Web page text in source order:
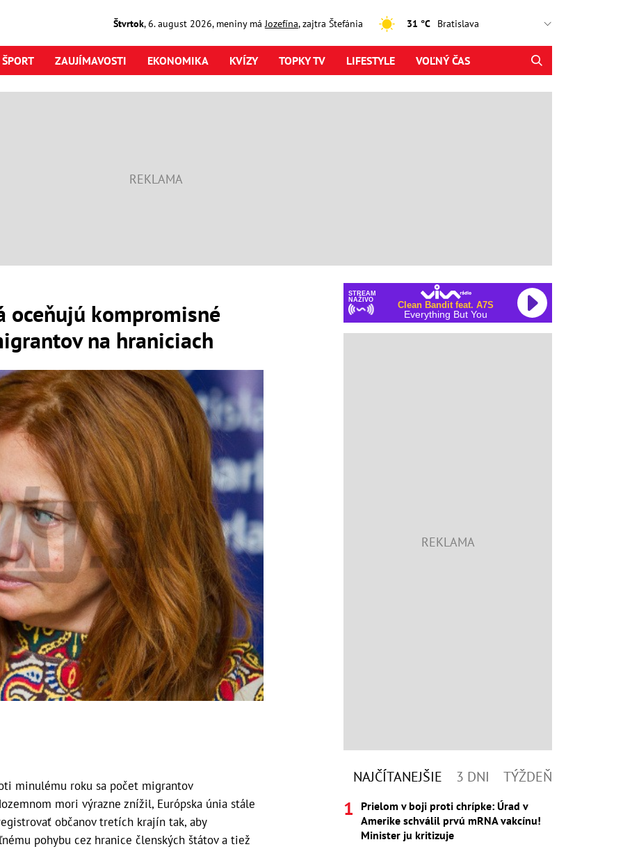
Štvrtok,6. august2026, meniny má Jozefína, zajtra Štefánia 31 °C
ŠPORT ZAUJÍMAVOSTI EKONOMIKA KVÍZY TOPKY TV LIFESTYLE VOĽNÝ ČAS
oceňujú kompromisné
na hraniciach
minulému roku sa počet migrantov
mori výrazne znížil, Európska únia stále
občanov tretích krajín tak, aby
pohybu cez hranice členských štátov a tiež
STREAM
NAŽIVO
Clean Bandit feat. A7S
Everything But You
NAJČÍTANEJŠIE 3 DNI TÝŽDEŇ
Prielom v boji proti chrípke: Úrad v
Amerike schválil prvú mRNA vakcínu!
Minister ju kritizuje